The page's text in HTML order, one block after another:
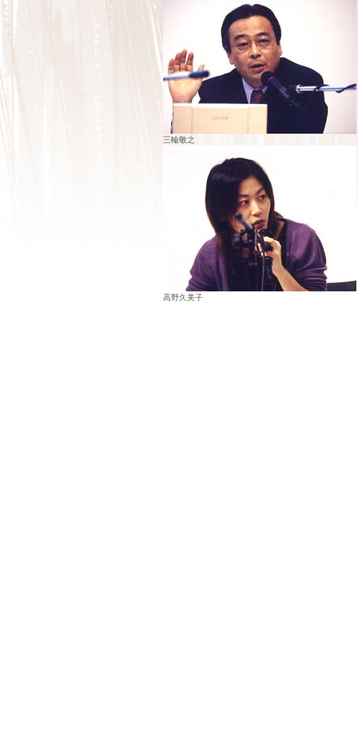
三輪敬之
高野久美子